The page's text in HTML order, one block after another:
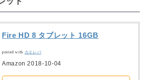
Fire HD 8 タブレット 16GB
posted with カエレバ
Amazon 2018-10-04